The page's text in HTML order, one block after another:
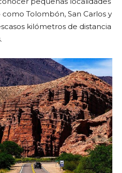
Tolombón, San Carlos y
kilómetros de distancia